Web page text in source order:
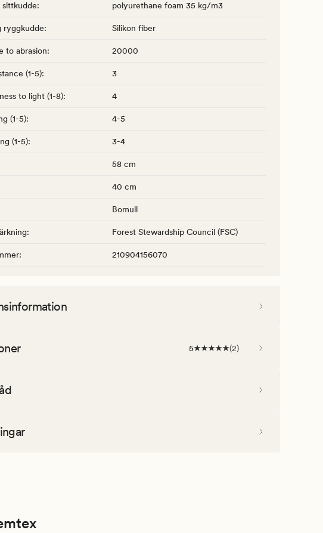
sittkudde: polyurethane foam 35 kg/m3
ryggkudde: Silikon fiber
to abrasion: 20000
(1-5): 3
to light (1-8): 4
(1-5): 4-5
(1-5): 3-4
58 cm
40 cm
Bomull
: Forest Stewardship Council (FSC)
: 210904156070
5 (2)